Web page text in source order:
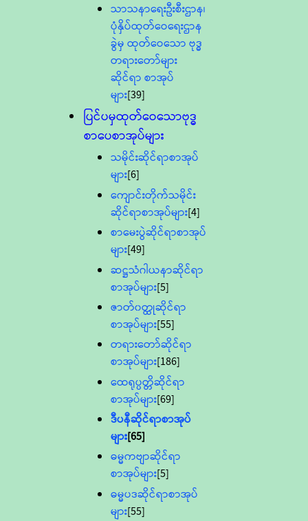
သာသနာရေးဦးစီးဌာန၊
ပုံနှိပ်ထုတ်ဝေရေးဌာန
ခွဲမှ ထုတ်ဝေသော ဗုဒ္ဓ
တရားတော်များ
ဆိုင်ရာ စာအုပ်
များ[39]
ပြင်ပမှထုတ်ဝေသောဗုဒ္ဓ
စာပေစာအုပ်များ
သမိုင်းဆိုင်ရာစာအုပ်
များ[6]
ကျောင်းတိုက်သမိုင်း
ဆိုင်ရာစာအုပ်များ[4]
စာမေးပွဲဆိုင်ရာစာအုပ်
များ[49]
ဆဋ္ဌသံဂါယနာဆိုင်ရာ
စာအုပ်များ[5]
ဇာတ်၀တ္ထုဆိုင်ရာ
စာအုပ်များ[55]
တရားတော်ဆိုင်ရာ
စာအုပ်များ[186]
ထေရုပ္ပတ္တိဆိုင်ရာ
စာအုပ်များ[69]
ဒီပနီဆိုင်ရာစာအုပ်
များ[65]
ဓမ္မကဗျာဆိုင်ရာ
စာအုပ်များ[5]
ဓမ္မပဒဆိုင်ရာစာအုပ်
များ[55]